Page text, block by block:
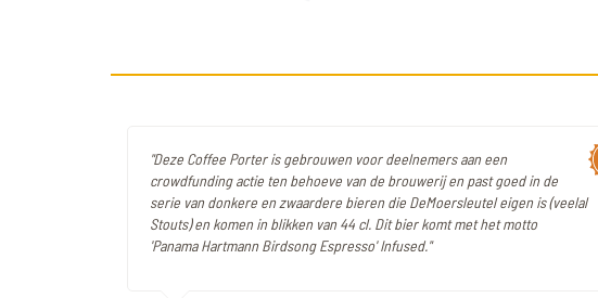
"Deze Coffee Porter is gebrouwen voor deelnemers aan een
crowdfunding actie ten behoeve van de brouwerij en past goed in de
serie van donkere en zwaardere bieren die DeMoersleutel eigen is (veelal
Stouts) en komen in blikken van 44 cl. Dit bier komt met het motto
'Panama Hartmann Birdsong Espresso' Infused."